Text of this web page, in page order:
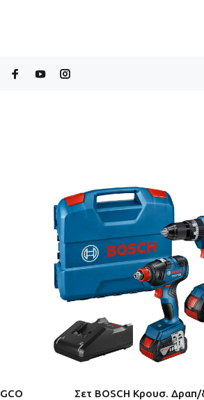
Σετ BOSCH Κρουσ.